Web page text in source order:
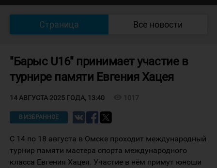
Страница Все новости
"Барыс U16" принимает участие в
турнире памяти Евгения Хацея
14 АВГУСТА 2025 ГОДА, 13:40 1017
В ИЗБРАННОЕ
С 14 по 18 августа в Омске проходит международный
турнир памяти мастера спорта международного
класса Евгения Хацея. Участие в нём примут юноши